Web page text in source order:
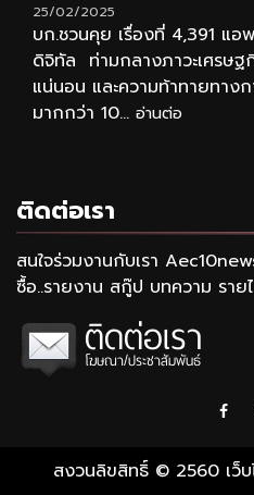
25/02/2025
บก.ชวนคุย เรื่องที่ 4,391 แอ
ดิจิทัล ท่ามกลางภาวะเศรษฐ
แน่นอน และความท้าทายทาง
มากกว่า 10... อ่านต่อ
ติดต่อเรา
สนใจร่วมงานกับเรา
ซื้อ..รายงาน สกู๊ป บทความ ราย
สงวนลิขสิทธิ์ © 2560 เว็บ